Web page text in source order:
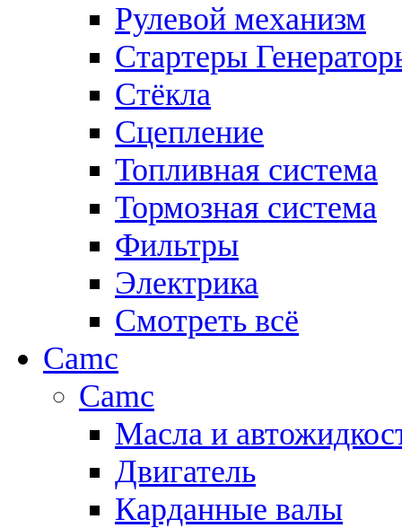
Рулевой механизм
Стартеры
Стёкла
Сцепление
Топливная система
Тормозная система
Фильтры
Электрика
Смотреть всё
Camc
Camc
Масла и
Двигатель
Карданные валы